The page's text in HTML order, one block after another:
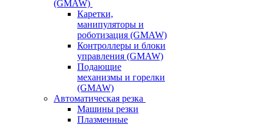
(GMAW)
Каретки,
манипуляторы и
роботизация (GMAW)
Контроллеры и блоки
управления (GMAW)
Подающие
механизмы и горелки
(GMAW)
Автоматическая резка
Машины резки
Плазменные